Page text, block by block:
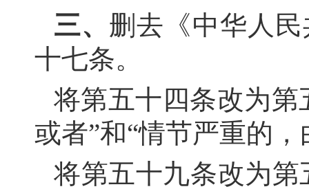
三、 删去《中华人
十七条。
将第五十四条改为
或者”和“情节严重的
将第五十九条改为